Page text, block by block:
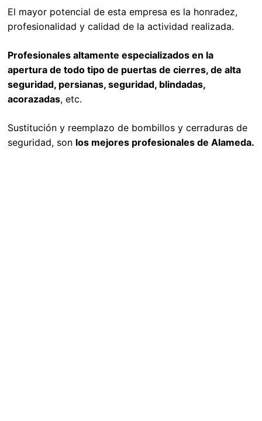
El mayor potencial de esta empresa es la honradez,
profesionalidad y calidad de la actividad realizada.
Profesionales altamente especializados en la
apertura de todo tipo de puertas de cierres, de alta
seguridad, persianas, seguridad, blindadas,
acorazadas, etc.
Sustitución y reemplazo de bombillos y cerraduras de
seguridad, son los mejores profesionales de Alameda.